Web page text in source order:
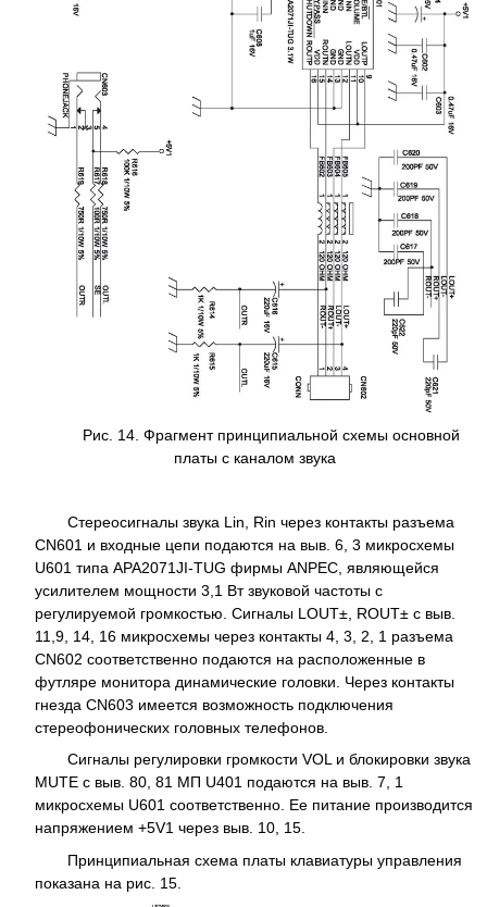
Рис. 14. Фрагмент принципиальной схемы основной
платы с каналом звука
Стереосигналы звука Lin, Rin через контакты разъема
CN601 и входные цепи подаются на выв. 6, 3 микросхемы
U601 типа APA2071JI-TUG фирмы ANPEC, являющейся
усилителем мощности 3,1 Вт звуковой частоты с
регулируемой громкостью. Сигналы LOUT±, ROUT± с выв.
11,9, 14, 16 микросхемы через контакты 4, 3, 2, 1 разъема
CN602 соответственно подаются на расположенные в
футляре монитора динамические головки. Через контакты
гнезда CN603 имеется возможность подключения
стереофонических головных телефонов.
Сигналы регулировки громкости VOL и блокировки звука
MUTE с выв. 80, 81 МП U401 подаются на выв. 7, 1
микросхемы U601 соответственно. Ее питание производится
напряжением +5V1 через выв. 10, 15.
Принципиальная схема платы клавиатуры управления
показана на рис. 15.